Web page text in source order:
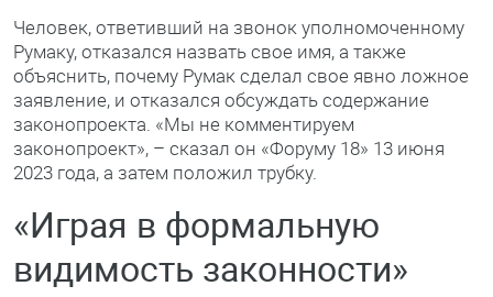
Человек, ответивший на звонок уполномоченному
Румаку, отказался назвать свое имя, а также
объяснить, почему Румак сделал свое явно ложное
заявление, и отказался обсуждать содержание
законопроекта. «Мы не комментируем
законопроект», – сказал он «Форуму 18» 13 июня
2023 года, а затем положил трубку.
«Играя в формальную
видимость законности»